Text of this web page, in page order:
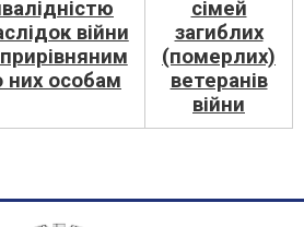
війни
них особам
сімей
загиблих
(померлих)
ветеранів
війни